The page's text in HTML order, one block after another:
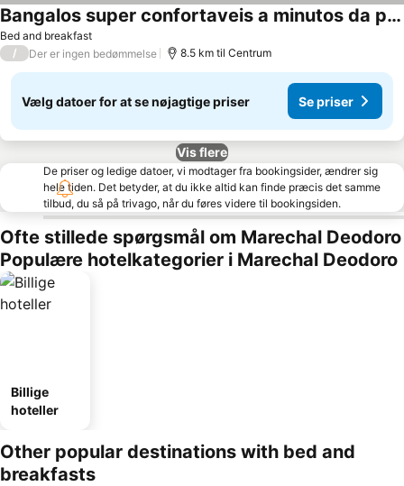
Bed and breakfast
Bangalos super confortaveis a minutos da praia do Frances
/ Der er ingen bedømmelse 8.5 km til Centrum
Vælg datoer for at se nøjagtige priser Se priser
Vis flere
De priser og ledige datoer, vi modtager fra bookingsider, ændrer sig
hele tiden. Det betyder, at du ikke altid kan finde præcis det samme
tilbud, du så på trivago, når du føres videre til bookingsiden.
Ofte stillede spørgsmål om Marechal Deodoro
Populære hotelkategorier i Marechal Deodoro
Billige
hoteller
Other popular destinations with bed and
breakfasts